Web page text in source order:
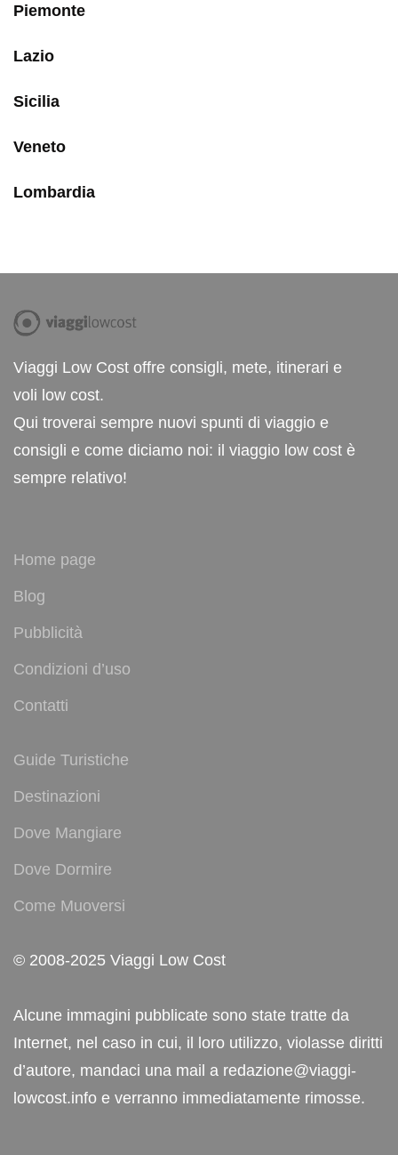
Piemonte
Lazio
Sicilia
Veneto
Lombardia
Viaggi Low Cost offre consigli, mete, itinerari e
voli low cost.
Qui troverai sempre nuovi spunti di viaggio e
consigli e come diciamo noi: il viaggio low cost è
sempre relativo!
Home page
Blog
Pubblicità
Condizioni d’uso
Contatti
Guide Turistiche
Destinazioni
Dove Mangiare
Dove Dormire
Come Muoversi
© 2008-2025 Viaggi Low Cost
Alcune immagini pubblicate sono state tratte da
Internet, nel caso in cui, il loro utilizzo, violasse diritti
d’autore, mandaci una mail a redazione@viaggi-
lowcost.info e verranno immediatamente rimosse.